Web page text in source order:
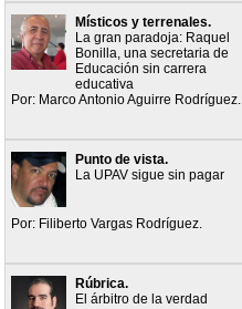
Místicos y terrenales.
La gran paradoja: Raquel
Bonilla, una secretaria de
Educación sin carrera
educativa
Por: Marco Antonio Aguirre Rodríguez.
Punto de vista.
La UPAV sigue sin pagar
Por: Filiberto Vargas Rodríguez.
Rúbrica.
El árbitro de la verdad